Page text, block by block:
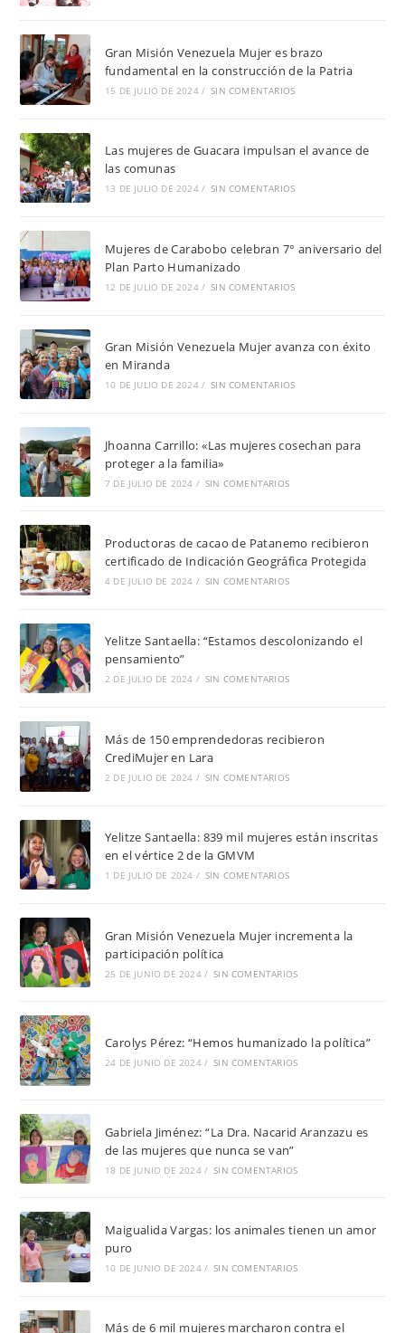
Gran Misión Venezuela Mujer es brazo
fundamental en la construcción de la Patria
15 DE JULIO DE 2024 / SIN COMENTARIOS
Las mujeres de Guacara impulsan el avance de
las comunas
13 DE JULIO DE 2024 / SIN COMENTARIOS
Mujeres de Carabobo celebran 7° aniversario del
Plan Parto Humanizado
12 DE JULIO DE 2024 / SIN COMENTARIOS
Gran Misión Venezuela Mujer avanza con éxito
en Miranda
10 DE JULIO DE 2024 / SIN COMENTARIOS
Jhoanna Carrillo: «Las mujeres cosechan para
proteger a la familia»
7 DE JULIO DE 2024 / SIN COMENTARIOS
Productoras de cacao de Patanemo recibieron
certificado de Indicación Geográfica Protegida
4 DE JULIO DE 2024 / SIN COMENTARIOS
Yelitze Santaella: “Estamos descolonizando el
pensamiento”
2 DE JULIO DE 2024 / SIN COMENTARIOS
Más de 150 emprendedoras recibieron
CrediMujer en Lara
2 DE JULIO DE 2024 / SIN COMENTARIOS
Yelitze Santaella: 839 mil mujeres están inscritas
en el vértice 2 de la GMVM
1 DE JULIO DE 2024 / SIN COMENTARIOS
Gran Misión Venezuela Mujer incrementa la
participación política
25 DE JUNIO DE 2024 / SIN COMENTARIOS
Carolys Pérez: “Hemos humanizado la política”
24 DE JUNIO DE 2024 / SIN COMENTARIOS
Gabriela Jiménez: “La Dra. Nacarid Aranzazu es
de las mujeres que nunca se van”
18 DE JUNIO DE 2024 / SIN COMENTARIOS
Maigualida Vargas: los animales tienen un amor
puro
10 DE JUNIO DE 2024 / SIN COMENTARIOS
Más de 6 mil mujeres marcharon contra el